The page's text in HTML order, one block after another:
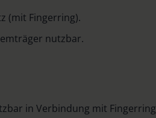
(mit Fingerring).
nutzbar.
in Verbindung mit Fingerring